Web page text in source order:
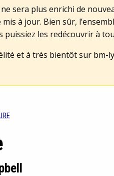
sera plus enrichi de
à jour. Bien sûr,
puissiez les redécouvrir à
et à très bientôt sur bm-